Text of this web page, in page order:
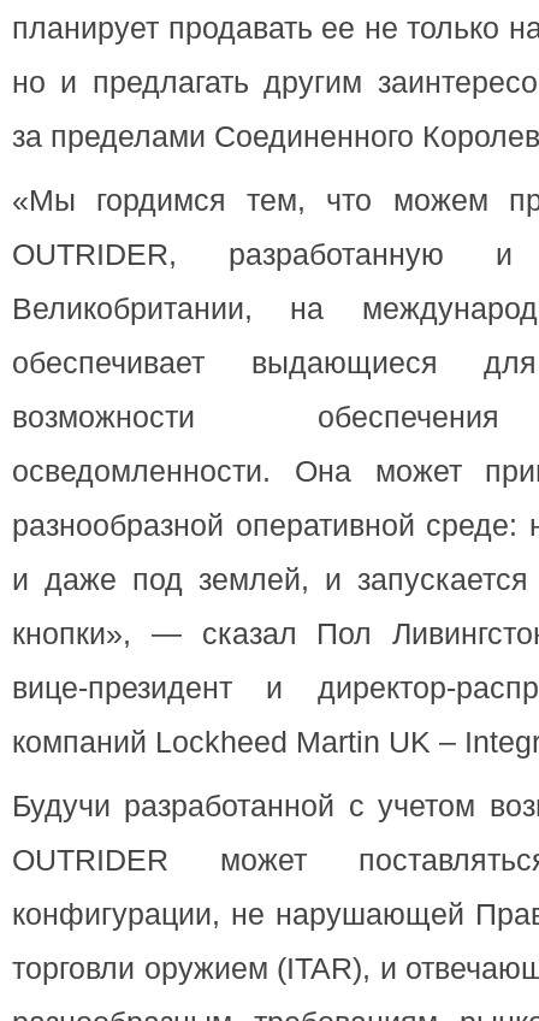
планирует продавать ее не только
но и предлагать другим
за пределами Соединенного
«Мы гордимся тем, что можем
OUTRIDER, разработанную
Великобритании, на
обеспечивает выдающиеся
возможности
осведомленности. Она может
разнообразной оперативной среде:
и даже под землей, и
кнопки», — сказал Пол
вице-президент и директор-
компаний Lockheed Martin UK –
Будучи разработанной с учетом
OUTRIDER может
конфигурации, не нарушающей
торговли оружием (ITAR), и